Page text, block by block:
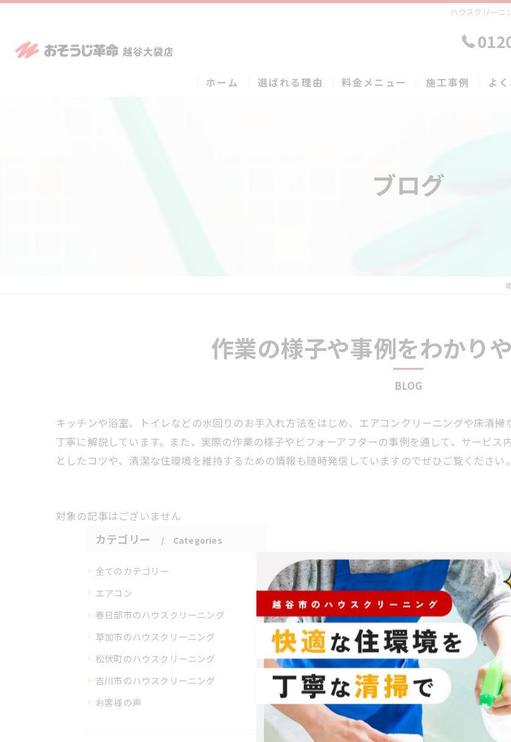
ハウスクリーニ
ホーム 選ばれる理由 料金メニュー 施工事例 よ
ブログ
作業の様子や事例をわかり
BLOG
キッチンや浴室、トイレなどの水回りのお手入れ方法をはじめ、エアコンクリーニングや床清
丁寧に解説しています。また、実際の作業の様子やビフォーアフターの事例を通して、サービス
としたコツや、清潔な住環境を維持するための情報も随時発信していますのでぜひご覧ください。
対象の記事はございません
カテゴリー Categories
全てのカテゴリー
エアコン
春日部市のハウスクリーニング
草加市のハウスクリーニング
松伏町のハウスクリーニング
吉川市のハウスクリーニング
お客様の声